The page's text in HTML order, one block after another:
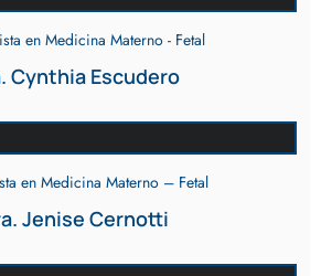
en Medicina Materno - Fetal
Cynthia Escudero
en Medicina Materno – Fetal
Jenise Cernotti